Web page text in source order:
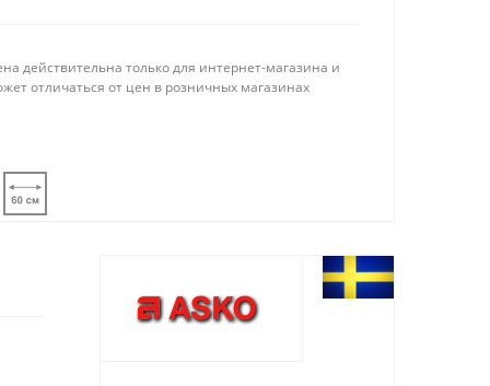
действительна только для интернет-магазина и
отличаться от цен в розничных магазинах